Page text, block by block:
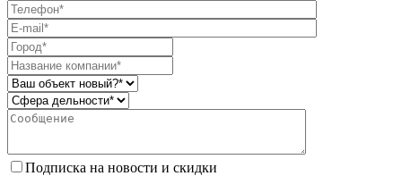
Подписка на новости и скидки